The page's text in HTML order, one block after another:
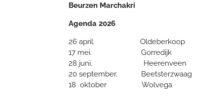
Beurzen Marchakri
Agenda 2026
26 april. Oldeberkoop
17 mei. Gorredijk
28 juni. Heerenveen
20 september. Beetsterzwaag
18 oktober Wolvega